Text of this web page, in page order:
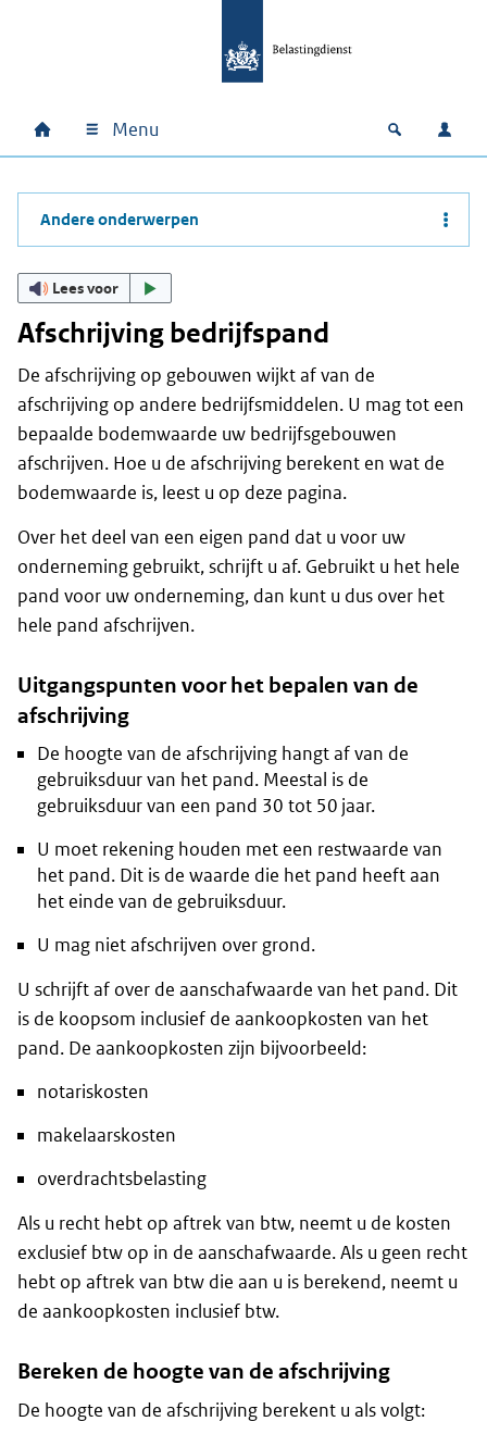
Hoofdnavigatie
Home Menu Open
Andere onderwerpen
Lees voor
Afschrijving bedrijfspand
De afschrijving op gebouwen wijkt af van de
afschrijving op andere bedrijfsmiddelen. U mag tot een
bepaalde bodemwaarde uw bedrijfsgebouwen
afschrijven. Hoe u de afschrijving berekent en wat de
bodemwaarde is, leest u op deze pagina.
Over het deel van een eigen pand dat u voor uw
onderneming gebruikt, schrijft u af. Gebruikt u het hele
pand voor uw onderneming, dan kunt u dus over het
hele pand afschrijven.
Uitgangspunten voor het bepalen van de
afschrijving
De hoogte van de afschrijving hangt af van de
gebruiksduur van het pand. Meestal is de
gebruiksduur van een pand 30 tot 50 jaar.
U moet rekening houden met een restwaarde van
het pand. Dit is de waarde die het pand heeft aan
het einde van de gebruiksduur.
U mag niet afschrijven over grond.
U schrijft af over de aanschafwaarde van het pand. Dit
is de koopsom inclusief de aankoopkosten van het
pand. De aankoopkosten zijn bijvoorbeeld:
notariskosten
makelaarskosten
overdrachtsbelasting
Als u recht hebt op aftrek van btw, neemt u de kosten
exclusief btw op in de aanschafwaarde. Als u geen recht
hebt op aftrek van btw die aan u is berekend, neemt u
de aankoopkosten inclusief btw.
Bereken de hoogte van de afschrijving
De hoogte van de afschrijving berekent u als volgt: